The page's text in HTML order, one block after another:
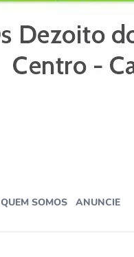
QUEM SOMOS ANUNCIE